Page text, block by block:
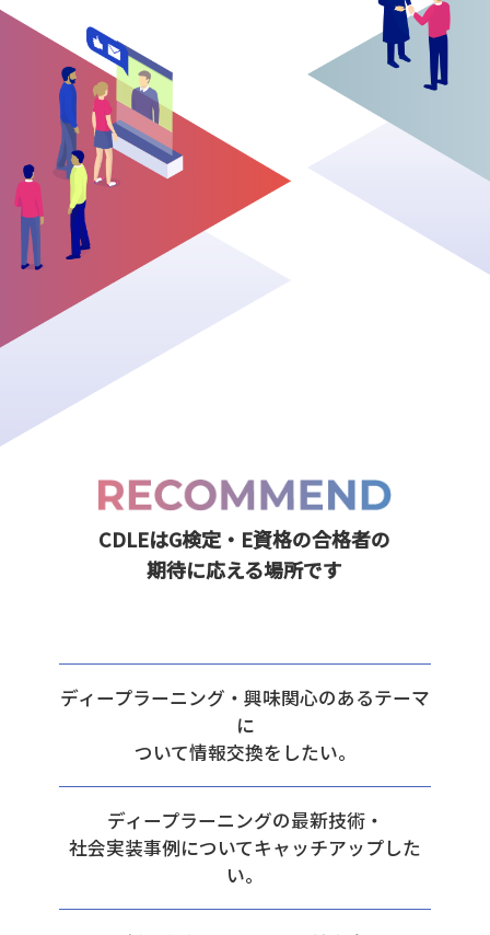
CDLEはG検定・E資格の合格者の
期待に応える場所です
ディープラーニング・興味関心のあるテーマ
に
ついて情報交換をしたい。
ディープラーニングの最新技術・
社会実装事例についてキャッチアップした
い。